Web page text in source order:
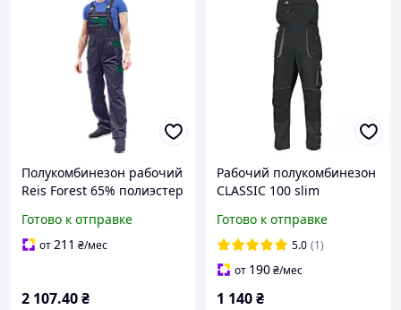
Полукомбинезон рабочий
Reis Forest 65% полиэстер
(100017579) 60
Готово к отправке
от211 ₴/мес
2 107.40₴
Рабочий полукомбинезон
CLASSIC 100 slim
изготовленный из 100 %
хлопка , летняя
спецодежда
Готово к отправке
5.0 (1)
от 190₴/мес
1 140₴